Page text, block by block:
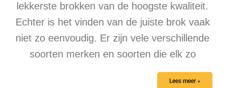
lekkerste brokken van de hoogste kwaliteit.
Echter is het vinden van de juiste brok vaak
niet zo eenvoudig. Er zijn vele verschillende
soorten merken en soorten die elk zo
Lees meer »